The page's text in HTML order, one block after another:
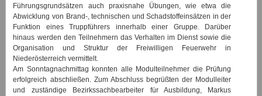
Führungsgrundsätzen auch praxisnahe Übungen, wie etwa die
Abwicklung von Brand-, technischen und Schadstoffeinsätzen in der
Funktion eines Truppführers innerhalb einer Gruppe. Darüber
hinaus werden den Teilnehmern das Verhalten im Dienst sowie die
Organisation und Struktur der Freiwilligen Feuerwehr in
Niederösterreich vermittelt.
Am Sonntagnachmittag konnten alle Modulteilnehmer die Prüfung
erfolgreich abschließen. Zum Abschluss begrüßten der Modulleiter
und zuständige Bezirkssachbearbeiter für Ausbildung, Markus